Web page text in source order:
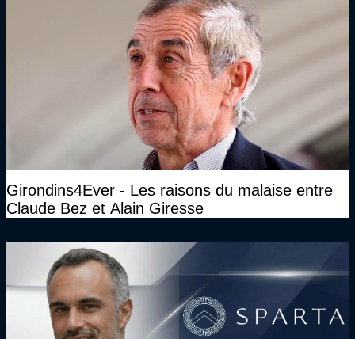
Girondins4Ever - Les raisons du malaise entre
Claude Bez et Alain Giresse